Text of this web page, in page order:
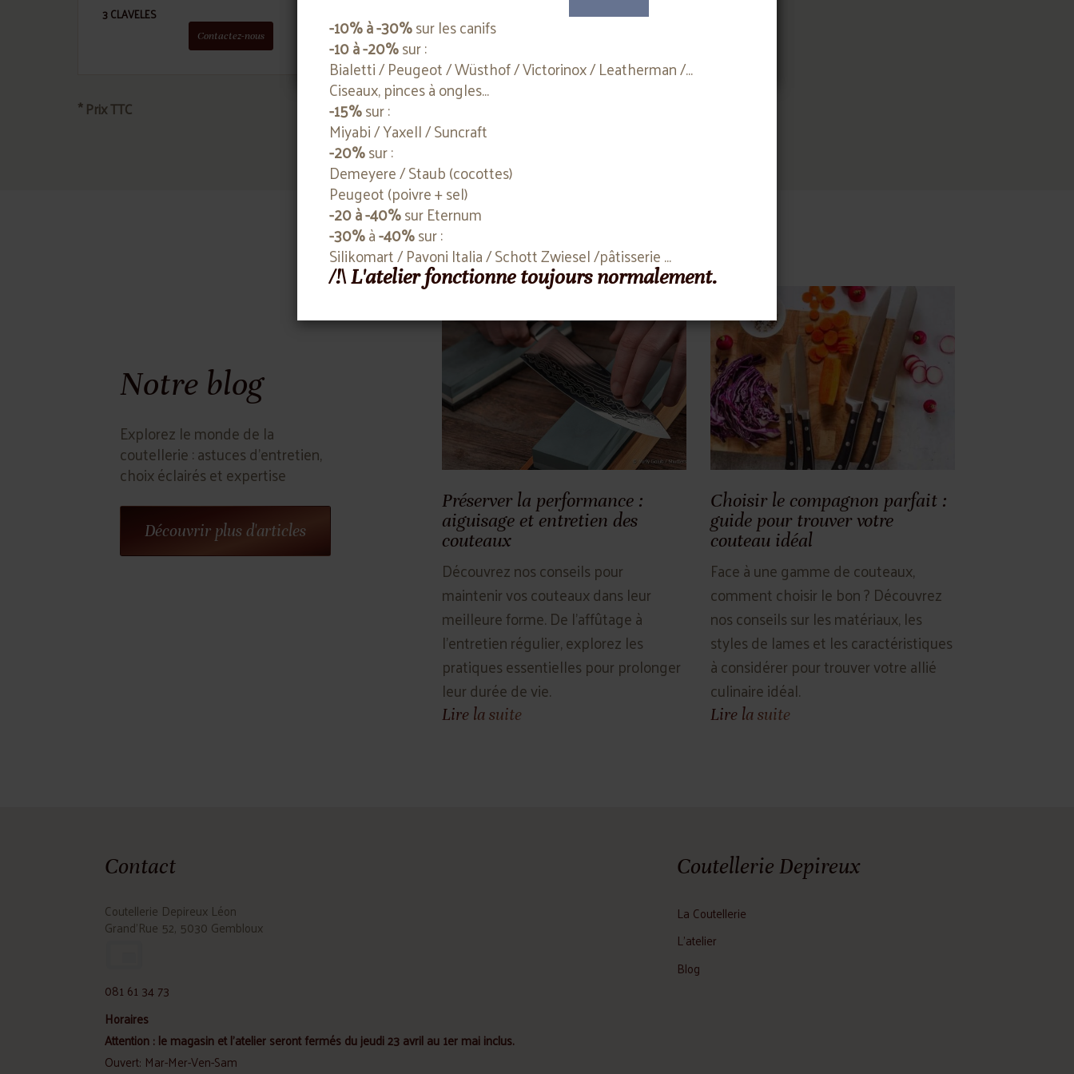
3 CLAVELES
Contactez-nous Contactez-nous
3 CLAVELES
* Prix TTC
Notre blog
Explorez le monde de la
coutellerie : astuces d'entretien,
choix éclairés et expertise
Découvrir plus d'articles
Préserver la performance :
aiguisage et entretien des
couteaux
Découvrez nos conseils pour
maintenir vos couteaux dans leur
meilleure forme. De l'affûtage à
l'entretien régulier, explorez les
pratiques essentielles pour prolonger
leur durée de vie.
Lire la suite
Choisir le compagnon parfait :
guide pour trouver votre
couteau idéal
Face à une gamme de couteaux,
comment choisir le bon ? Découvrez
nos conseils sur les matériaux, les
styles de lames et les caractéristiques
à considérer pour trouver votre allié
culinaire idéal.
Lire la suite
Contact
Coutellerie Depireux Léon
Grand'Rue 52, 5030 Gembloux
081 61 34 73
Horaires
Attention : le magasin et l'atelier seront fermés du jeudi 23 avril au 1er mai inclus.
Ouvert: Mar-Mer-Ven-Sam
Coutellerie Depireux
La Coutellerie
L'atelier
Blog
Paramètres de cookies
-10% à -30%sur les canifs
-10 à -20%sur :
Bialetti / Peugeot / Wüsthof / Victorinox / Leatherman /...
Ciseaux, pinces à ongles...
-15%sur :
Miyabi / Yaxell / Suncraft
-20%sur :
Demeyere / Staub (cocottes)
Peugeot (poivre + sel)
-20 à -40%sur Eternum
-30%à-40%sur :
Silikomart / Pavoni Italia / Schott Zwiesel /pâtisserie ...
/!\ L'atelier fonctionne toujours normalement.